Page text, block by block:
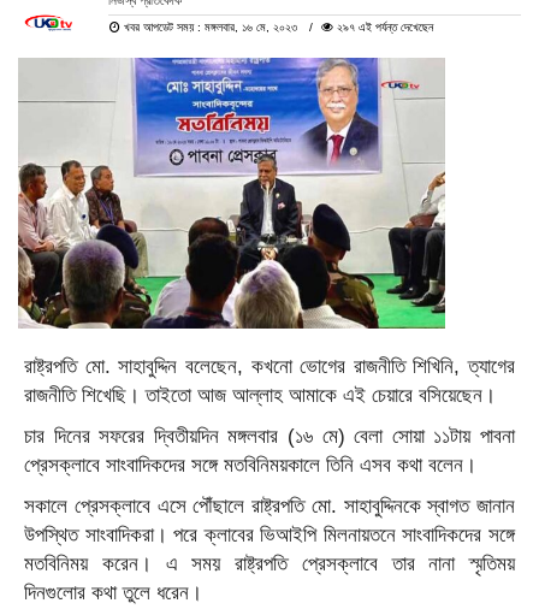
খবর আপডেট সময় : মঙ্গলবার, ১৬ মে, ২০২৩ ২৯৭ এই পর্যন্ত দেখেছেন
রাষ্ট্রপতি মো. সাহাবুদ্দিন বলেছেন, কখনো ভোগের রাজনীতি শিখিনি, ত্যাগের
রাজনীতি শিখেছি। তাইতো আজ আল্লাহ আমাকে এই চেয়ারে বসিয়েছেন।
চার দিনের সফরের দ্বিতীয়দিন মঙ্গলবার (১৬ মে) বেলা সোয়া ১১টায় পাবনা
প্রেসক্লাবে সাংবাদিকদের সঙ্গে মতবিনিময়কালে তিনি এসব কথা বলেন।
সকালে প্রেসক্লাবে এসে পৌঁছালে রাষ্ট্রপতি মো. সাহাবুদ্দিনকে স্বাগত জানান
উপস্থিত সাংবাদিকরা। পরে ক্লাবের ভিআইপি মিলনায়তনে সাংবাদিকদের সঙ্গে
মতবিনিময় করেন। এ সময় রাষ্ট্রপতি প্রেসক্লাবে তার নানা স্মৃতিময়
দিনগুলোর কথা তুলে ধরেন।